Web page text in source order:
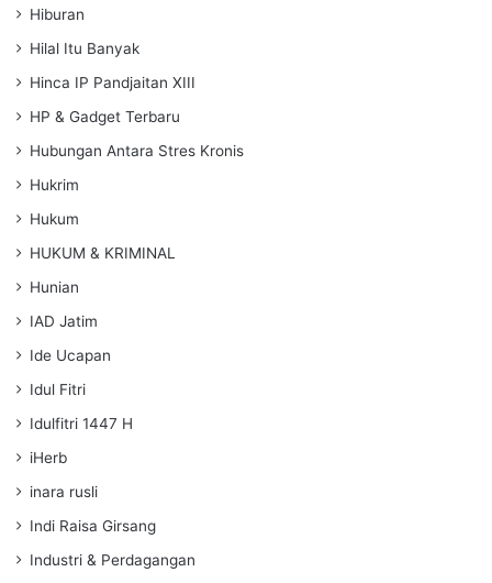
Hiburan
Hilal Itu Banyak
Hinca IP Pandjaitan XIII
HP & Gadget Terbaru
Hubungan Antara Stres Kronis
Hukrim
Hukum
HUKUM & KRIMINAL
Hunian
IAD Jatim
Ide Ucapan
Idul Fitri
Idulfitri 1447 H
iHerb
inara rusli
Indi Raisa Girsang
Industri & Perdagangan